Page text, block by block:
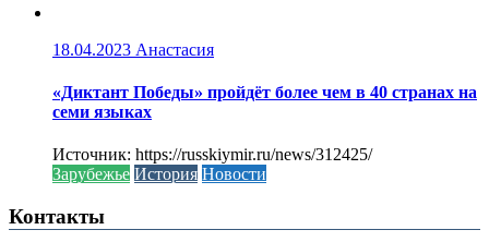
18.04.2023 Анастасия
«Диктант Победы» пройдёт более чем в 40 странах на
семи языках
Источник: https://russkiymir.ru/news/312425/
Зарубежье История Новости
Контакты